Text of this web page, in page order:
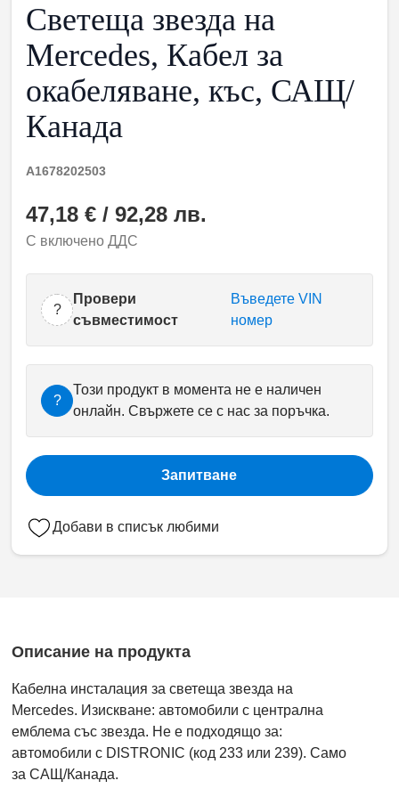
Светеща звезда на
Mercedes, Кабел за
окабеляване, къс, САЩ/
Канада
A1678202503
47,18 € / 92,28 лв.
С включено ДДС
?
Провери
съвместимост
Въведете VIN
номер
?
Този продукт в момента не е наличен
онлайн. Свържете се с нас за поръчка.
Запитване
Добави в списък любими
Описание на продукта
Кабелна инсталация за светеща звезда на
Mercedes. Изискване: автомобили с централна
емблема със звезда. Не е подходящо за:
автомобили с DISTRONIC (код 233 или 239). Само
за САЩ/Канада.